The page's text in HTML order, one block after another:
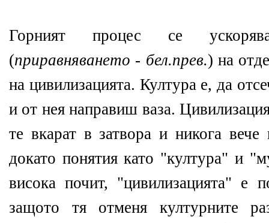
Горният процес се
(приравняването - бел.прев.) на
на цивилизацията. Култура е, да
и от нея направиш ваза.
те вкарат в затвора и никога
докато понятия като "култура" и
висока почит, "цивилизацията" е
защото тя отменя културните